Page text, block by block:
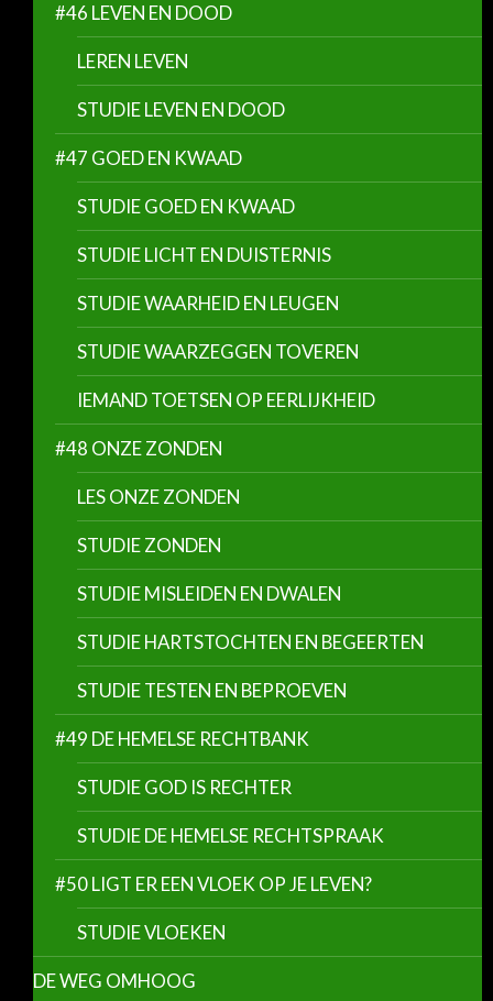
#46 LEVEN EN DOOD
LEREN LEVEN
STUDIE LEVEN EN DOOD
#47 GOED EN KWAAD
STUDIE GOED EN KWAAD
STUDIE LICHT EN DUISTERNIS
STUDIE WAARHEID EN LEUGEN
STUDIE WAARZEGGEN TOVEREN
IEMAND TOETSEN OP EERLIJKHEID
#48 ONZE ZONDEN
LES ONZE ZONDEN
STUDIE ZONDEN
STUDIE MISLEIDEN EN DWALEN
STUDIE HARTSTOCHTEN EN BEGEERTEN
STUDIE TESTEN EN BEPROEVEN
#49 DE HEMELSE RECHTBANK
STUDIE GOD IS RECHTER
STUDIE DE HEMELSE RECHTSPRAAK
#50 LIGT ER EEN VLOEK OP JE LEVEN?
STUDIE VLOEKEN
DE WEG OMHOOG